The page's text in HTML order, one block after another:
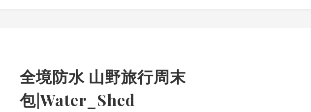
全境防水 山野旅行周末
包|Water_Shed